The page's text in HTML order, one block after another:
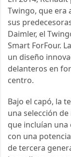
Twingo, que era
sus
Daimler, el
Smart ForFour.
un diseño
delanteros en
centro.
Bajo el capó, la
una selección
que incluían
con una
de tercera